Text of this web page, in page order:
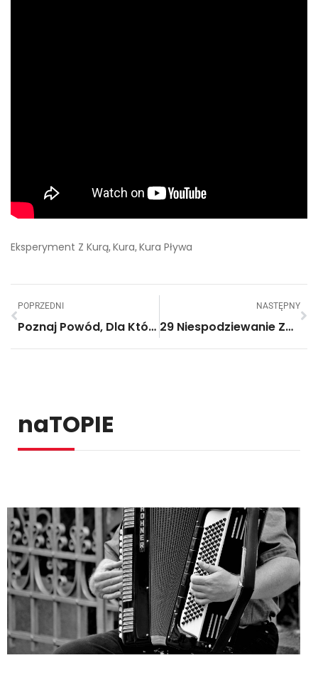
Eksperyment Z Kurą, Kura, Kura Pływa
POPRZEDNI
Poznaj Powód, Dla Którego Zawsze Powinieneś Spać Na Lewym Boku
NASTĘPNY
29 Niespodziewanie Zbereźnych Rzeczy
naTOPIE